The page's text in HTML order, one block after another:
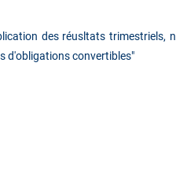
des réusltats trimestriels,
d'obligations convertibles"